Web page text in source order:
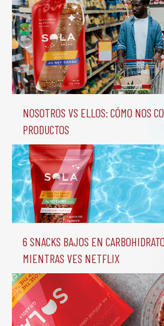
Nosotros vs Ellos: Cómo nos
productos
6 Snacks Bajos en
mientras ves Netflix